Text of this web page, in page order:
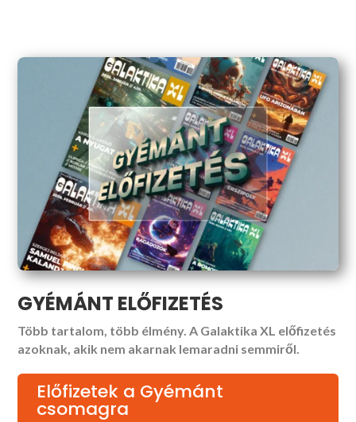
GYÉMÁNT ELŐFIZETÉS
Több tartalom, több élmény. A Galaktika XL előfizetés
azoknak, akik nem akarnak lemaradni semmiről.
Előfizetek a Gyémánt
csomagra